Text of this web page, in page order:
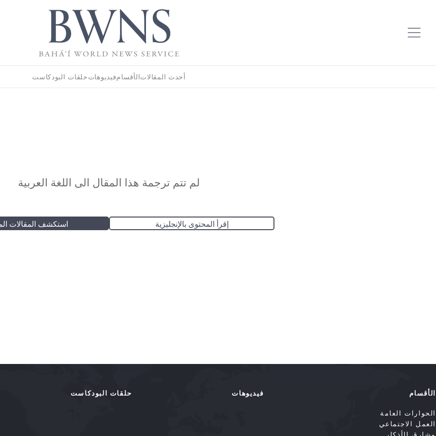
أحدث المقالاتالأقسامفيديوهاتحلقات البودكاست
لم تتم ترجمة هذا المقال الى اللغة العربية
إقرأ المحتوى بالإنجليزية استكشف المقالات
الأقسام
الحوارات العامة
العمل الاجتماعي
مشارق الأذكار
فيديوهات حلقات البودكاست